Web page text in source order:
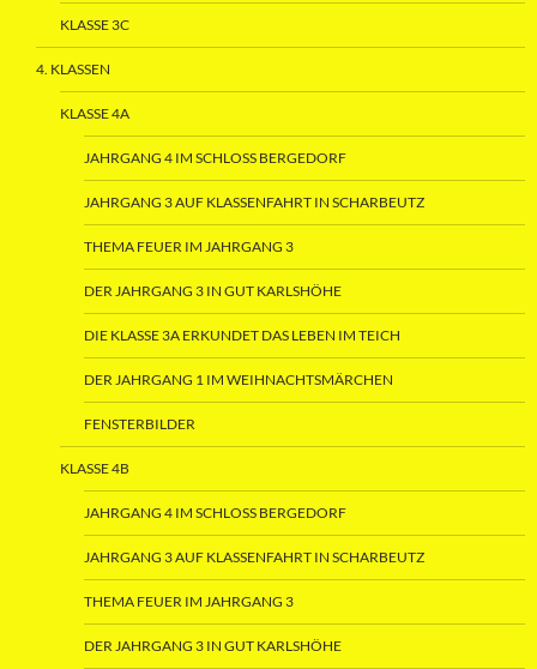
KLASSE 3C
4. KLASSEN
KLASSE 4A
JAHRGANG 4 IM SCHLOSS BERGEDORF
JAHRGANG 3 AUF KLASSENFAHRT IN SCHARBEUTZ
THEMA FEUER IM JAHRGANG 3
DER JAHRGANG 3 IN GUT KARLSHÖHE
DIE KLASSE 3A ERKUNDET DAS LEBEN IM TEICH
DER JAHRGANG 1 IM WEIHNACHTSMÄRCHEN
FENSTERBILDER
KLASSE 4B
JAHRGANG 4 IM SCHLOSS BERGEDORF
JAHRGANG 3 AUF KLASSENFAHRT IN SCHARBEUTZ
THEMA FEUER IM JAHRGANG 3
DER JAHRGANG 3 IN GUT KARLSHÖHE